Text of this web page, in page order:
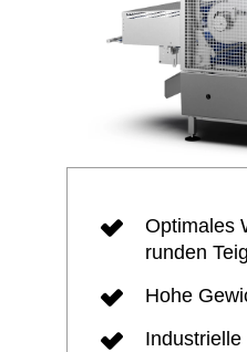
Optimales
runden
Hohe